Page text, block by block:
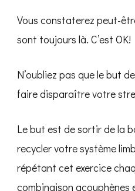
Vous constaterez peut-
sont toujours là. C’est OK!
N’oubliez pas que le but
faire disparaître votre
Le but est de sortir de la
recycler votre système
répétant cet exercice
combinaison acouphènes